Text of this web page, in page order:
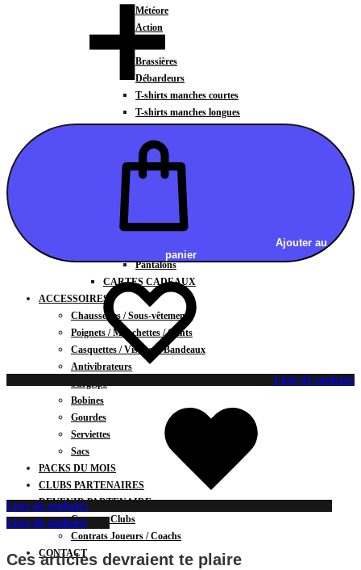
Météore
Action
Brassières
Débardeurs
T-shirts manches courtes
T-shirts manches longues
Sweats à capuche
Sweats à capuche zippé
Vestes
BAS
Shorts
Pantalons
CARTES CADEAUX
ACCESSOIRES
Chaussettes / Sous-vêtements
Poignets / Manchettes / Gants
Casquettes / Visières / Bandeaux
Antivibrateurs
Surgrips
Bobines
Gourdes
Serviettes
Sacs
PACKS DU MOIS
CLUBS PARTENAIRES
DEVENIR PARTENAIRE
Contrats Clubs
Contrats Joueurs / Coachs
CONTACT
Ajouter au
panier
Liste de souhaits
Liste de souhaits
Liste de souhaits
Ces articles devraient te plaire